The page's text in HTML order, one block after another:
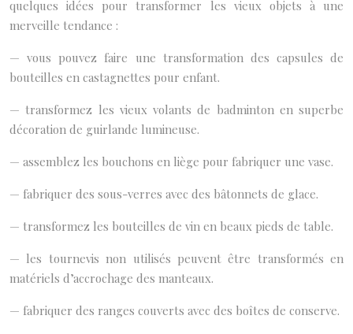
quelques idées pour transformer les vieux objets à une
merveille tendance :
— vous pouvez faire une transformation des capsules de
bouteilles en castagnettes pour enfant.
— transformez les vieux volants de badminton en superbe
décoration de guirlande lumineuse.
— assemblez les bouchons en liège pour fabriquer une vase.
— fabriquer des sous-verres avec des bâtonnets de glace.
— transformez les bouteilles de vin en beaux pieds de table.
— les tournevis non utilisés peuvent être transformés en
matériels d’accrochage des manteaux.
— fabriquer des ranges couverts avec des boîtes de conserve.